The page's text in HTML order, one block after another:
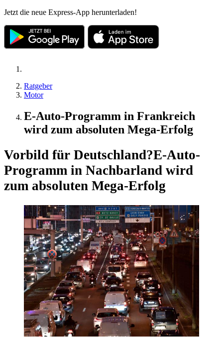
Jetzt die neue Express-App herunterladen!
Ratgeber
Motor
E-Auto-Programm in Frankreich
wird zum absoluten Mega-Erfolg
Vorbild für Deutschland?E-Auto-
Programm in Nachbarland wird
zum absoluten Mega-Erfolg